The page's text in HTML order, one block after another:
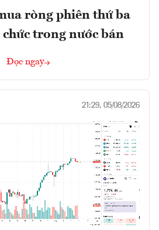
ròng phiên thứ ba
trong nước bán
Đọc ngay
21:29, 05/08/2026